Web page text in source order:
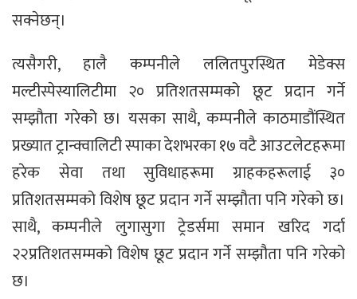
सक्नेछन्।
त्यसैगरी, हालै कम्पनीले ललितपुरस्थित मेडेक्स
मल्टीस्पेस्यालिटीमा २० प्रतिशतसम्मको छूट प्रदान गर्ने
सम्झौता गरेको छ। यसका साथै, कम्पनीले काठमाडौंस्थित
प्रख्यात ट्रान्क्वालिटी स्पाका देशभरका १७ वटै आउटलेटहरूमा
हरेक सेवा तथा सुविधाहरूमा ग्राहकहरूलाई ३०
प्रतिशतसम्मको विशेष छूट प्रदान गर्ने सम्झौता पनि गरेको छ।
साथै, कम्पनीले लुगासुगा ट्रेडर्समा समान खरिद गर्दा
२२प्रतिशतसम्मको विशेष छूट प्रदान गर्ने सम्झौता पनि गरेको
छ।